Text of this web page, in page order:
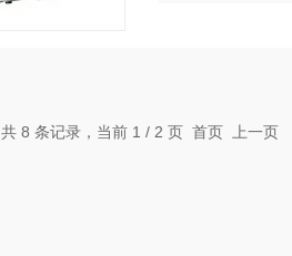
共 8 条记录，当前 1 / 2 页 首页 上一页